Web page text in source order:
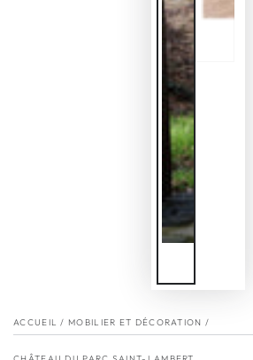
ACCUEIL / MOBILIER ET DÉCORATION /